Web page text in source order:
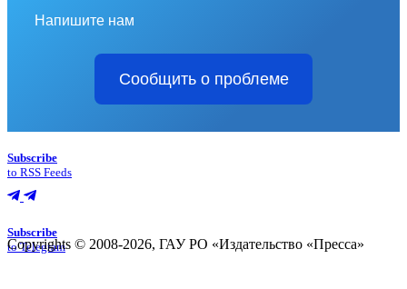
Напишите нам
Сообщить о проблеме
Subscribe
to RSS Feeds
Subscribe
to Telegram
Copyrights © 2008-2026, ГАУ РО «Издательство «Пресса»